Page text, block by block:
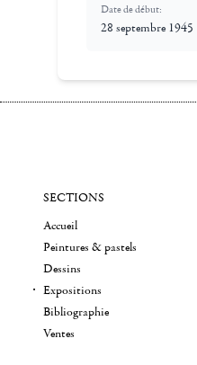
Date de début:
28 septembre 1945
SECTIONS
Accueil
Peintures & pastels
Dessins
Expositions
Bibliographie
Ventes